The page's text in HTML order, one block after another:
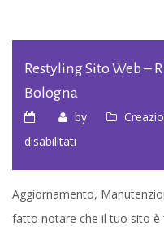
Restyling Sito Web –
Bologna
by
disabilitati
sito
web
Aggiornamento,
fatto notare che il tuo sito è